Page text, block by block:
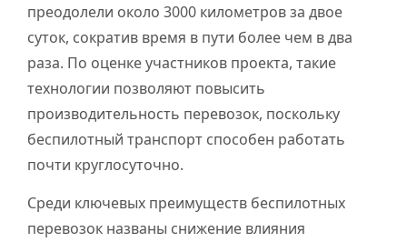
преодолели около 3000 километров за двое
суток, сократив время в пути более чем в два
раза. По оценке участников проекта, такие
технологии позволяют повысить
производительность перевозок, поскольку
беспилотный транспорт способен работать
почти круглосуточно.
Среди ключевых преимуществ беспилотных
перевозок названы снижение влияния